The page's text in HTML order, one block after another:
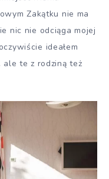
Zakątku nie ma
nic nie odciąga mojej
ideałem
ale te z rodziną też